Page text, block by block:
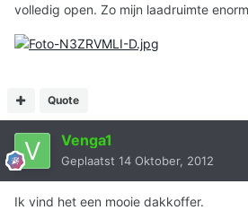
volledig open. Zo mijn laadruimte
Quote
Venga1
Geplaatst 14 Oktober, 2012
Ik vind het een mooie dakkoffer.